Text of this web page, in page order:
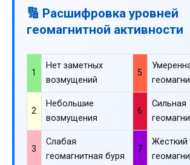
🔢 Расшифровка уровней
геомагнитной активности
1
Нет заметных
возмущений
5
2
Небольшие
возмущения
6
Сильная
3
Слабая
геомагнитная буря
7
Жесткий